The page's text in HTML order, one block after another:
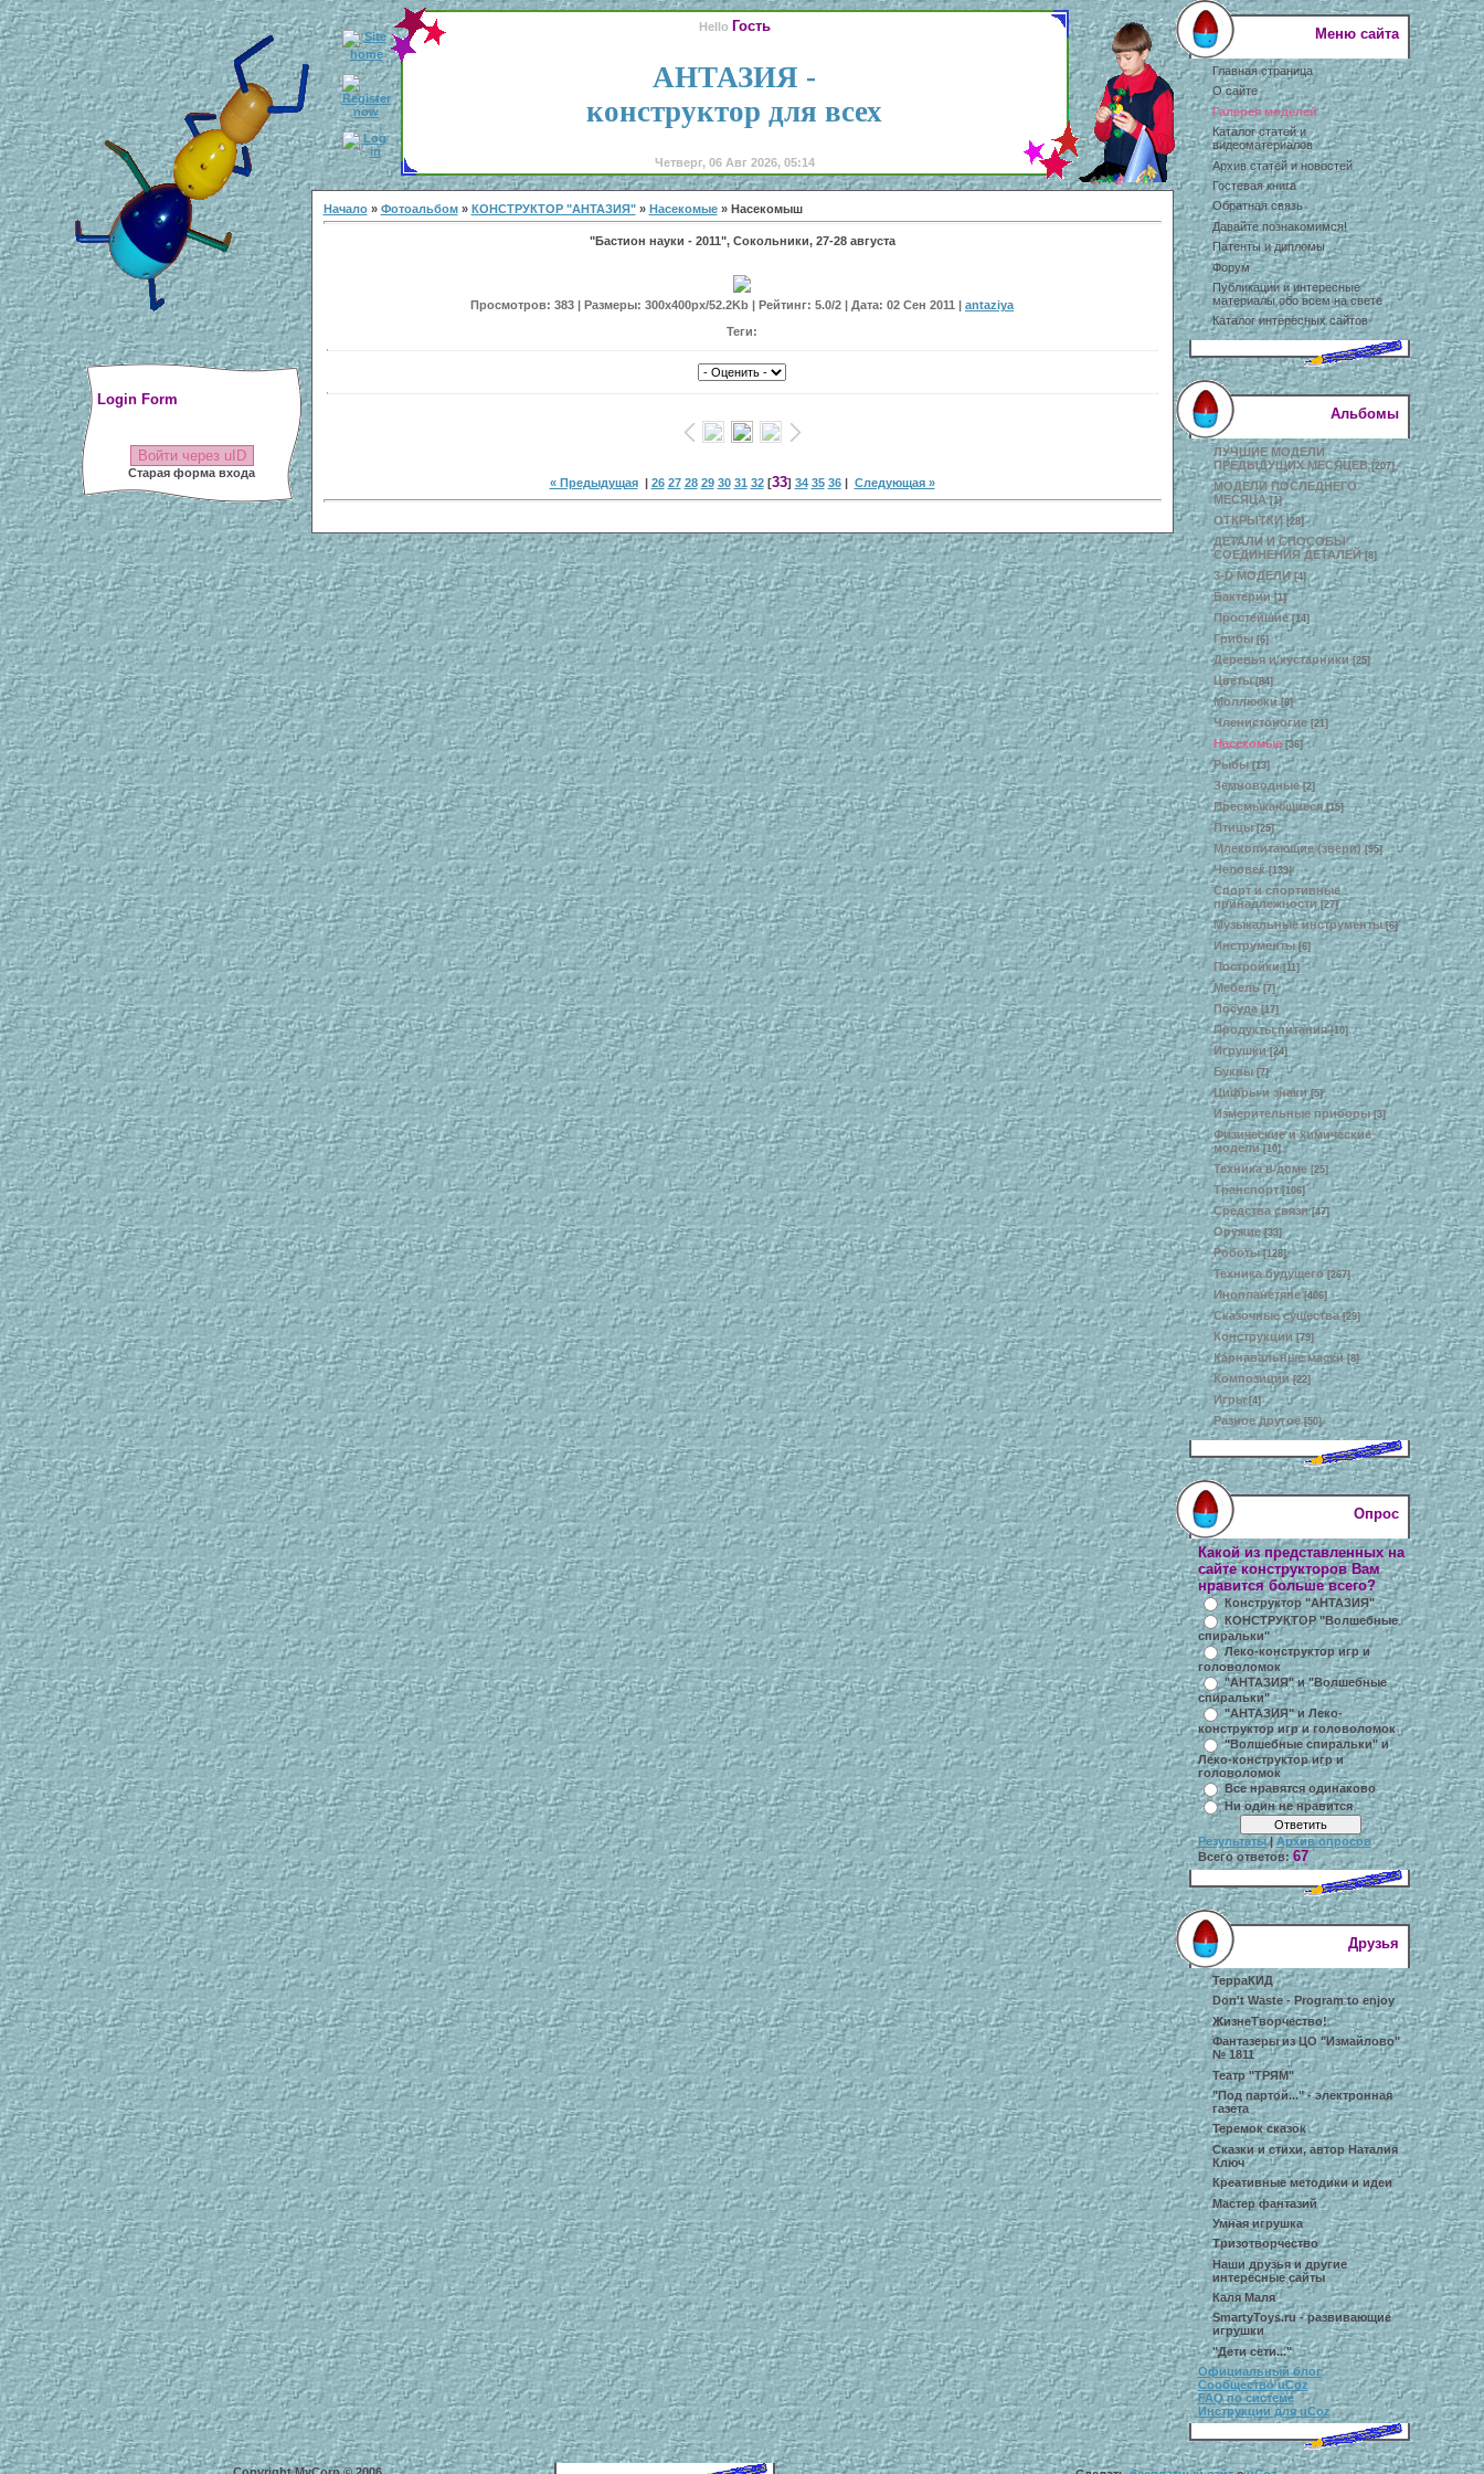
Login Form
Войти через uID
Старая форма входа
Hello Гость
АНТАЗИЯ -
конструктор для всех
Четверг, 06 Авг 2026, 05:14
Начало» Фотоальбом» КОНСТРУКТОР "АНТАЗИЯ"» Насекомые» Насекомыш
"Бастион науки - 2011", Сокольники, 27-28 августа
Просмотров: 383 | Размеры: 300x400px/52.2Kb | Рейтинг: 5.0/2 | Дата: 02 Сен 2011 | antaziya
Теги:
« Предыдущая| 26 27 28 29 30 31 32[33] 34 35 36| Следующая »
Меню сайта
Главная страница
О сайте
Галерея моделей
Каталог статей и
видеоматериалов
Архив статей и новостей
Гостевая книга
Обратная связь
Давайте познакомимся!
Патенты и дипломы
Форум
Публикации и интересные
материалы обо всем на свете
Каталог интересных сайтов
Альбомы
ЛУЧШИЕ МОДЕЛИ
ПРЕДЫДУЩИХ МЕСЯЦЕВ [207]
МОДЕЛИ ПОСЛЕДНЕГО
МЕСЯЦА [1]
ОТКРЫТКИ [28]
ДЕТАЛИ И СПОСОБЫ
СОЕДИНЕНИЯ ДЕТАЛЕЙ [8]
3-D МОДЕЛИ [4]
Бактерии [1]
Простейшие [14]
Грибы [6]
Деревья и кустарники [25]
Цветы [84]
Моллюски [6]
Членистоногие [21]
Насекомые [36]
Рыбы [13]
Земноводные [2]
Пресмыкающиеся [15]
Птицы [25]
Млекопитающие (звери) [95]
Человек [139]
Спорт и спортивные
принадлежности [27]
Музыкальные инструменты [6]
Инструменты [6]
Постройки [11]
Мебель [7]
Посуда [17]
Продукты питания [10]
Игрушки [24]
Буквы [7]
Цифры и знаки [5]
Измерительные приборы [3]
Физические и химические
модели [10]
Техника в доме [25]
Транспорт [106]
Средства связи [47]
Оружие [33]
Роботы [128]
Техника будущего [267]
Инопланетяне [406]
Сказочные существа [29]
Конструкции [79]
Карнавальные маски [8]
Композиции [22]
Игры [4]
Разное другое [50]
Опрос
Какой из представленных на
сайте конструкторов Вам
нравится больше всего?
Конструктор "АНТАЗИЯ"
КОНСТРУКТОР "Волшебные
спиральки"
Леко-конструктор игр и
головоломок
"АНТАЗИЯ" и "Волшебные
спиральки"
"АНТАЗИЯ" и Леко-
конструктор игр и головоломок
"Волшебные спиральки" и
Леко-конструктор игр и
головоломок
Все нравятся одинаково
Ни один не нравится
Результаты| Архив опросов
Всего ответов: 67
Друзья
ТерраКИД
Don't Waste - Program to enjoy
ЖизнеТворчество!
Фантазеры из ЦО "Измайлово"
№ 1811
Театр "ТРЯМ"
"Под партой..." - электронная
газета
Теремок сказок
Сказки и стихи, автор Наталия
Ключ
Креативные методики и идеи
Мастер фантазий
Умная игрушка
Тризотворчество
Наши друзья и другие
интересные сайты
Каля Маля
SmartyToys.ru - развивающие
игрушки
"Дети сети..."
Официальный блог
Сообщество uCoz
FAQ по системе
Инструкции для uCoz